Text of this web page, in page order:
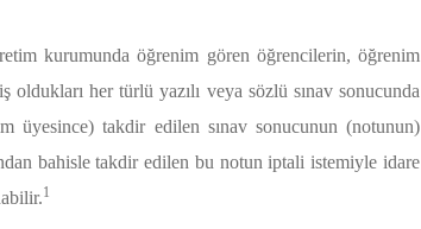
kurumunda öğrenim gören öğrencilerin, öğrenim
her türlü yazılı veya sözlü sınav sonucunda
üyesince) takdir edilen sınav sonucunun (notunun)
bahisle takdir edilen bu notun iptali istemiyle idare
1